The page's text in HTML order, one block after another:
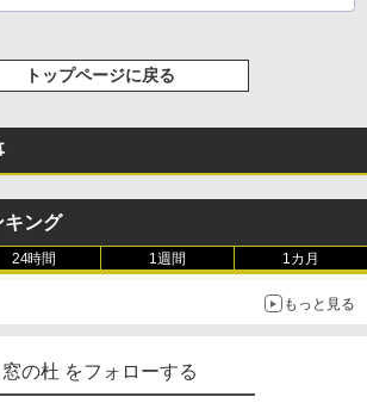
トップページに戻る
キング
24時間 1週間 1カ月
もっと見る
窓の杜 をフォローする